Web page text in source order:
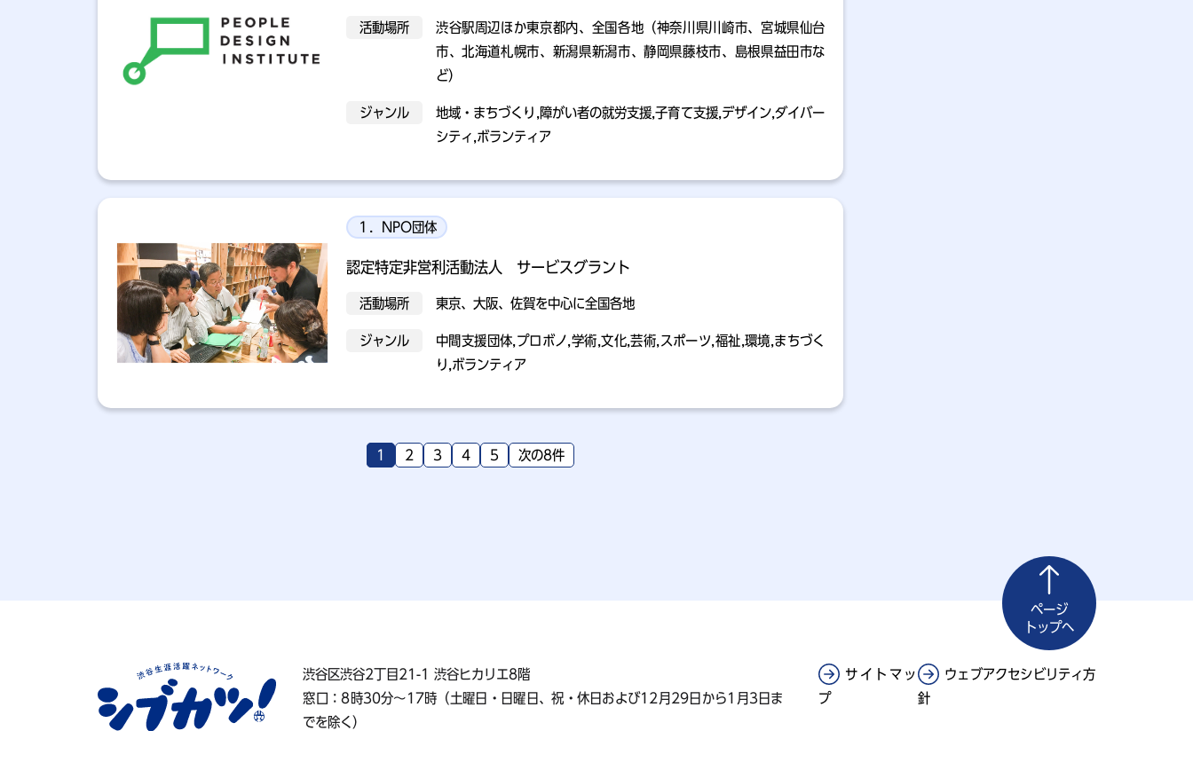
活動場所
渋谷駅周辺ほか東京都内、全国各地（神奈川県川崎市、宮城県仙台
市、北海道札幌市、新潟県新潟市、静岡県藤枝市、島根県益田市な
ど）
ジャンル
地域・まちづくり,障がい者の就労支援,子育て支援,デザイン,ダイバー
シティ,ボランティア
１．NPO団体
認定特定非営利活動法人 サービスグラント
活動場所 東京、大阪、佐賀を中心に全国各地
ジャンル
中間支援団体,プロボノ,学術,文化,芸術,スポーツ,福祉,環境,まちづく
り,ボランティア
1 2 3 4 5 次の8件
ページ
トップへ
渋谷区渋谷2丁目21-1 渋谷ヒカリエ8階
窓口：8時30分～17時（土曜日・日曜日、祝・休日および12月29日から1月3日ま
でを除く）
サイトマッ
プ
ウェブアクセシビリティ方
針